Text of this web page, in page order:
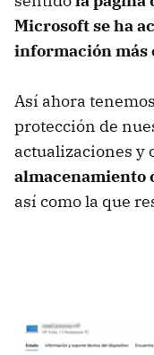
Microsoft se ha
información más
Así ahora
protección de
actualizaciones y
almacenamiento
así como la que